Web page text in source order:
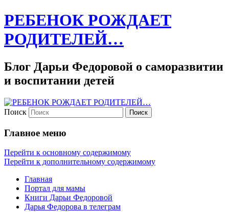
РЕБЕНОК РОЖДАЕТ
РОДИТЕЛЕЙ…
Блог Дарьи Федоровой о саморазвитии
и воспитании детей
Поиск
Главное меню
Перейти к основному содержимому
Перейти к дополнительному содержимому
Главная
Портал для мамы
Книги Дарьи Федоровой
Дарья Федорова в телеграм